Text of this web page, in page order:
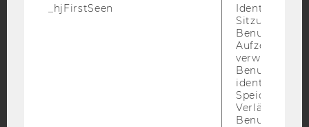
DATENSCHUTZERKLÄRUNG
DATENSCHUTZERKLÄRUNG SOCIAL MEDIA
STUDIENBEWERBER*INNEN UND STUDIERENDE
Barrierefreiheitserklärung
_hjFirstSeen
Identifiziert
Sitzung eines
Benutzers.
verwendet,
identifizieren.
Verlängert